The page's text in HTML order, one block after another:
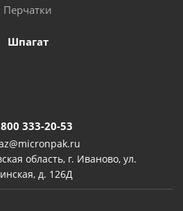
Перчатки
Шпагат
333-20-53
область, г. Иваново, ул.
д. 126Д